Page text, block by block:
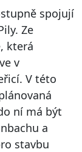
spojují
Ze
která
v
V této
ní má být
a
stavbu